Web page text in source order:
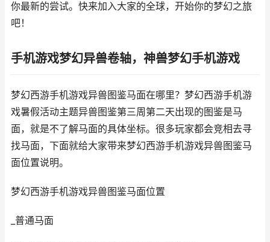
你最新的尝试。快来加入大家的全球，开始你的梦幻之旅
吧！
手机游戏梦幻异兽卷轴，神兽梦幻手机游戏
梦幻西游手机游戏异兽图鉴马面在哪里？梦幻西游手机游
戏暑假活动主题异兽图鉴第三周第二天出现的图鉴是马
面，就是不了解马面的具体坐标。很多玩家都会竞相去寻
找马面，下面就给大家带来梦幻西游手机游戏异兽图鉴马
面位置说明。
梦幻西游手机游戏异兽图鉴马面位置
_普通马面